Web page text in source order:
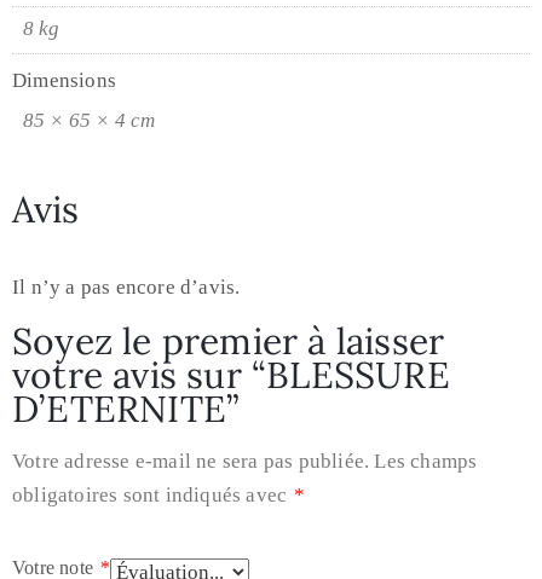
8 kg
Dimensions
85 × 65 × 4 cm
Avis
Il n’y a pas encore d’avis.
Soyez le premier à laisser
votre avis sur “BLESSURE
D’ETERNITE”
Votre adresse e-mail ne sera pas publiée. Les champs
obligatoires sont indiqués avec *
Votre note *